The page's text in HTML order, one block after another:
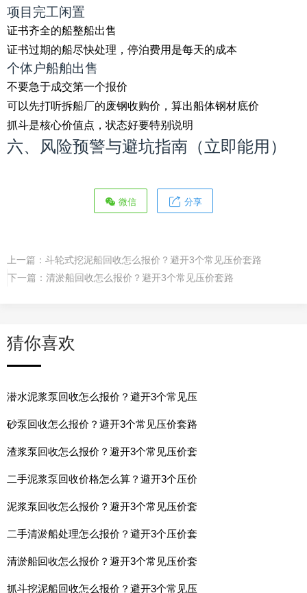
项目完工闲置
证书齐全的船整船出售
证书过期的船尽快处理，停泊费用是每天的成本
个体户船舶出售
不要急于成交第一个报价
可以先打听拆船厂的废钢收购价，算出船体钢材底价
抓斗是核心价值点，状态好要特别说明
六、风险预警与避坑指南（立即能用）
微信 分享
上一篇： 斗轮式挖泥船回收怎么报价？避开3个常见压价套路
下一篇： 清淤船回收怎么报价？避开3个常见压价套路
猜你喜欢
潜水泥浆泵回收怎么报价？避开3个常见压
砂泵回收怎么报价？避开3个常见压价套路
渣浆泵回收怎么报价？避开3个常见压价套
二手泥浆泵回收价格怎么算？避开3个压价
泥浆泵回收怎么报价？避开3个常见压价套
二手清淤船处理怎么报价？避开3个压价套
清淤船回收怎么报价？避开3个常见压价套
抓斗挖泥船回收怎么报价？避开3个常见压